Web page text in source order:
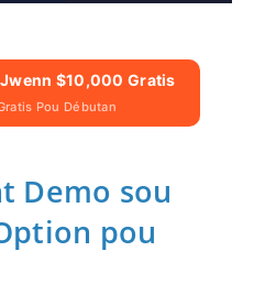
$10,000 Gratis
Pou Débutan
Demo sou
pou